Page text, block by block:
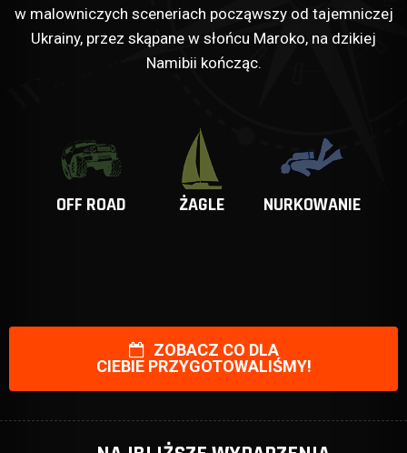
w malowniczych sceneriach począwszy od tajemniczej
Ukrainy, przez skąpane w słońcu Maroko, na dzikiej
Namibii kończąc.
OFF ROAD ŻAGLE NURKOWANIE
ZOBACZ CO DLA
CIEBIE PRZYGOTOWALIŚMY!